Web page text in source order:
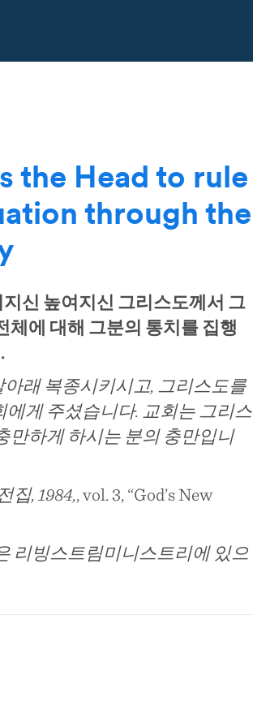
the Head to rule
through the
신 높여지신 그리스도께서 그
체에 대해 그분의 통치를 집행
래 복종시키시고, 그리스도를
에게 주셨습니다. 교회는 그리스
만하게 하시는 분의 충만입니
집, 1984,, vol. 3, “God’s New
리빙스트림미니스트리에 있으